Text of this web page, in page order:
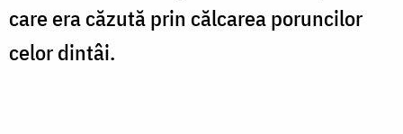
care era căzută prin călcarea poruncilor
celor dintâi.